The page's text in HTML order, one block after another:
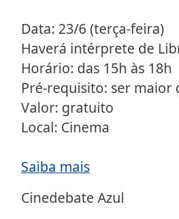
Data: 23/6 (terça-feira)
Haverá intérprete de
Horário: das 15h às 18h
Pré-requisito: ser maior
Valor: gratuito
Local: Cinema
Saiba mais
Cinedebate Azul